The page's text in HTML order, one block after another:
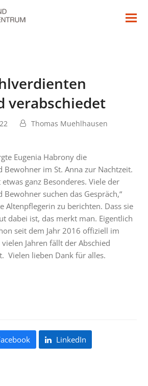
verabschiedet
Thomas Muehlhausen
Eugenia Habrony die
Bewohner im St. Anna zur Nachtzeit.
ganz Besonderes. Viele der
suchen das Gespräch,“
Altenpflegerin zu berichten. Dass sie
dabei ist, das merkt man. Eigentlich
seit dem Jahr 2016 offiziell im
Jahren fällt der Abschied
Vielen lieben Dank für alles.
LinkedIn